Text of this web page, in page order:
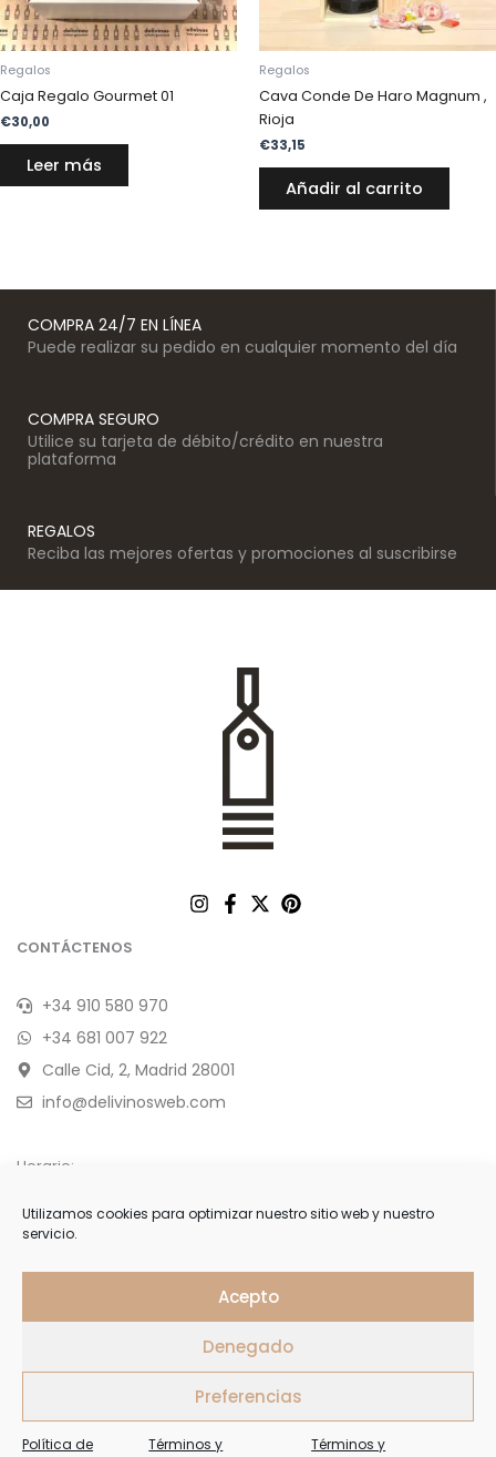
Utilizamos cookies para optimizar nuestro sitio web y nuestro
servicio.
Acepto
Denegado
Preferencias
Política de Términos y Términos y
Regalos
Caja Regalo Gourmet 01
€30,00
Leer más
Regalos
Cava Conde De Haro Magnum ,
Rioja
€33,15
Añadir al carrito
COMPRA 24/7 EN LÍNEA
Puede realizar su pedido en cualquier momento del día
COMPRA SEGURO
Utilice su tarjeta de débito/crédito en nuestra
plataforma
REGALOS
Reciba las mejores ofertas y promociones al suscribirse
CONTÁCTENOS
+34 910 580 970
+34 681 007 922
Calle Cid, 2, Madrid 28001
info@delivinosweb.com
Horario:
De Lunes a Sábado 10:00 a 22:00 h.
Domingo y feriados de 11:00 a 18:00 h.
Forme parte de nuestra selecta lista de clientes y reciba